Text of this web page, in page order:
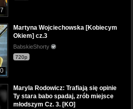
Martyna Wojciechowska [Kobiecym
Okiem] cz.3
BabskieShorty
720p
Maryla Rodowicz: Trafiają się opinie
Ty stara babo spadaj, zrób miejsce
młodszym Cz. 3. [KO]